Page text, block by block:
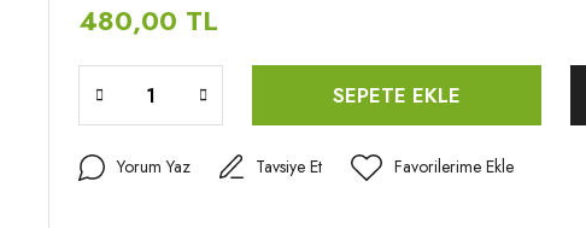
480,00 TL
SEPETE EKLE
Yorum Yaz Tavsiye Et